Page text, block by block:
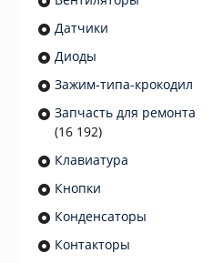
Датчики
Диоды
Зажим-типа-крокодил
Запчасть для ремонта
(16 192)
Клавиатура
Кнопки
Конденсаторы
Контакторы